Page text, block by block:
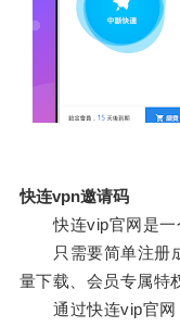
快连vpn邀请码
快连vip官网是一个
只需要简单注册成
量下载、会员专属特
通过快连vip官网